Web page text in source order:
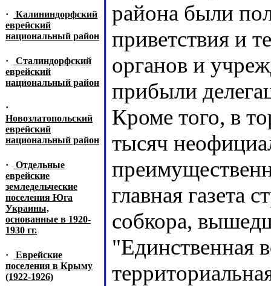
·
Калининдорфский
еврейский
национальный район
·
Сталиндорфский
еврейский
национальный район
·
Новозлатопольский
еврейский
национальный район
·
Отдельные
еврейские
земледельческие
поселения Юга
Украины,
основанные в 1920-
1930 гг.
·
Еврейские
поселения в Крыму
(1922-1926)
района были
приветствия и
органов и
прибыли
Кроме того, в
тысяч
главная газета
собкора,
"Единственная